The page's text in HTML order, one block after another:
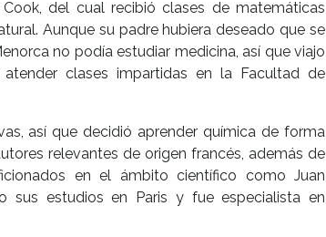
del cual recibió clases de matemáticas
Aunque su padre hubiera deseado que se
no podía estudiar medicina, así que viajo
clases impartidas en la Facultad de
así que decidió aprender química de forma
relevantes de origen francés, además de
en el ámbito científico como Juan
sus estudios en Paris y fue especialista en